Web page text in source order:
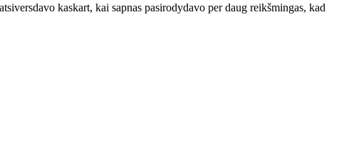
kaskart, kai sapnas pasirodydavo per daug reikšmingas, kad